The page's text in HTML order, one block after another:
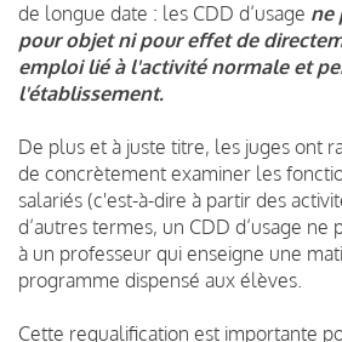
de longue date : les CDD d’usage ne
pour objet ni pour effet de
emploi lié à l'activité normale et
l'établissement.
De plus et à juste titre, les juges ont
de concrètement examiner les
salariés (c'est-à-dire à partir des
d’autres termes, un CDD d’usage ne
à un professeur qui enseigne une
programme dispensé aux élèves.
Cette requalification est importante